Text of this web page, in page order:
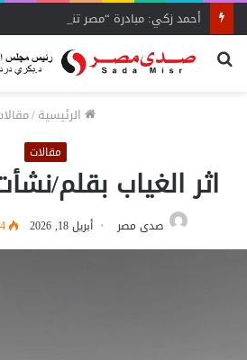
أحمد زكي: مبادرة “مصر تنطلق بالتصدير”
بحث
الرئيسية/
مقالات
اثر الغياب بقلم/
صدى مصر أبريل 18, 2026